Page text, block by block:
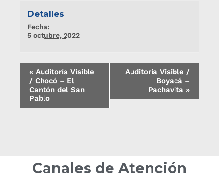
Detalles
Fecha:
5 octubre, 2022
« Auditoría Visible
/ Chocó – El
Cantón del San
Pablo
Auditoría Visible /
Boyacá –
Pachavita »
Canales de Atención